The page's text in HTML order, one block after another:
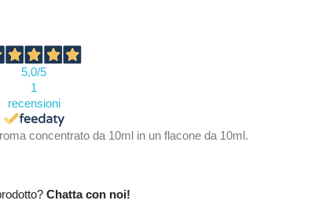
5,0/5
1
recensioni
concentrato da 10ml in un flacone da 10ml.
Chatta con noi!